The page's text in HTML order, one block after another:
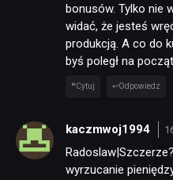
SKLEP
bonusów. Tylko nie
widać, że jesteś
produkcją. A co do
byś poległ na
Cytuj Odpowiedz
kaczmwoj1994
wyrzucanie